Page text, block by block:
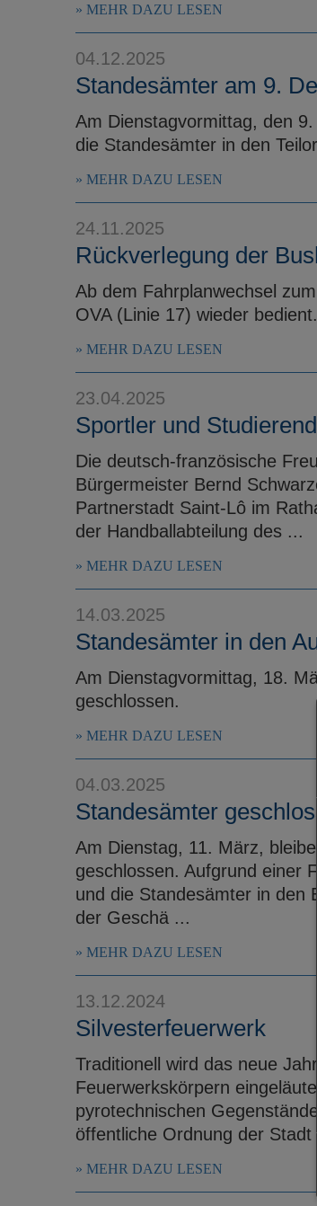
MEHR DAZU LESEN
04.12.2025
Standesämter am 9.
Am Dienstagvormittag, den
die Standesämter in den
MEHR DAZU LESEN
24.11.2025
Rückverlegung der
Ab dem Fahrplanwechsel
OVA (Linie 17) wieder bedient.
MEHR DAZU LESEN
23.04.2025
Sportler und
Die deutsch-französische
Bürgermeister Bernd
Partnerstadt Saint-Lô im
der Handballabteilung des ...
MEHR DAZU LESEN
14.03.2025
Standesämter in den
Am Dienstagvormittag, 18.
geschlossen.
MEHR DAZU LESEN
04.03.2025
Standesämter
Am Dienstag, 11. März,
geschlossen. Aufgrund einer
und die Standesämter in den
der Geschä ...
MEHR DAZU LESEN
13.12.2024
Silvesterfeuerwerk
Traditionell wird das neue
Feuerwerkskörpern
pyrotechnischen
öffentliche Ordnung der
MEHR DAZU LESEN